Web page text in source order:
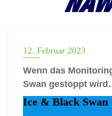
12. Februar 2023
Wenn das
Swan gestoppt
Ice & Black Swan